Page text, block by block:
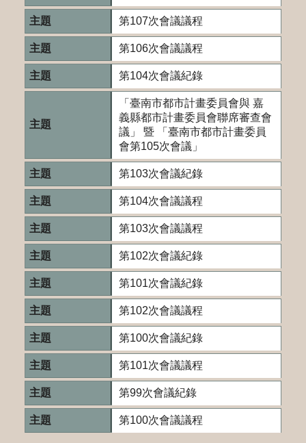
第107次會議議程
第106次會議議程
第104次會議紀錄
「臺南市都市計畫委員會與 嘉
義縣都市計畫委員會聯席審查會
議」 暨 「臺南市都市計畫委員
會第105次會議」
第103次會議紀錄
第104次會議議程
第103次會議議程
第102次會議紀錄
第101次會議紀錄
第102次會議議程
第100次會議紀錄
第101次會議議程
第99次會議紀錄
第100次會議議程